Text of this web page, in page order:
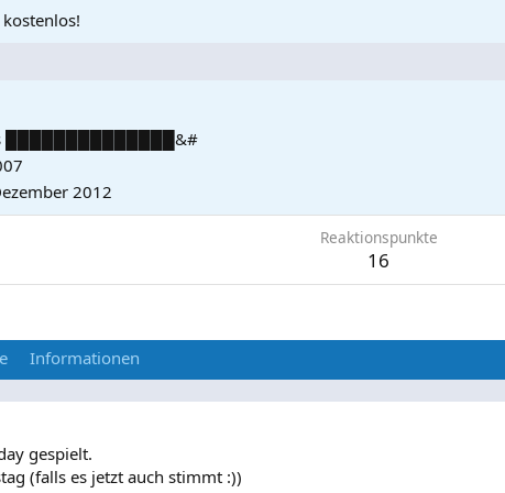
██████████████&#
2012
Reaktionspunkte
16
Informationen
gespielt.
(falls es jetzt auch stimmt :))